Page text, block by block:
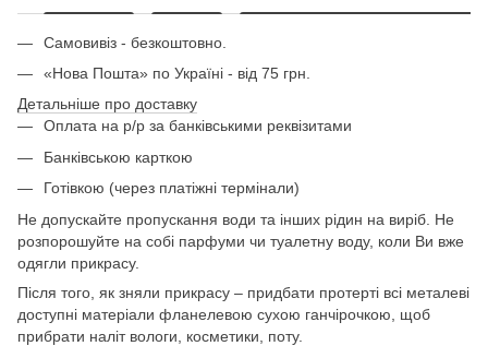
Самовивіз - безкоштовно.
«Нова Пошта» по Україні - від 75 грн.
Детальніше про доставку
Оплата на р/р за банківськими реквізитами
Банківською карткою
Готівкою (через платіжні термінали)
Не допускайте пропускання води та інших рідин на виріб. Не
розпорошуйте на собі парфуми чи туалетну воду, коли Ви вже
одягли прикрасу.
Після того, як зняли прикрасу – придбати протерті всі металеві
доступні матеріали фланелевою сухою ганчірочкою, щоб
прибрати наліт вологи, косметики, поту.